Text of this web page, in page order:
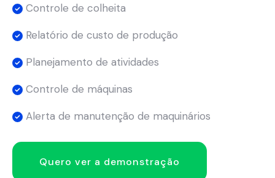
Controle de colheita
Relatório de custo de produção
Planejamento de atividades
Controle de máquinas
Alerta de manutenção de maquinários
Quero ver a demonstração